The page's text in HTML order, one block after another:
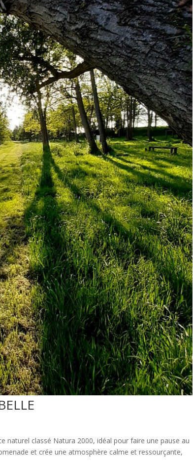
naturel classé Natura 2000, idéal pour faire une pause au
et crée une atmosphère calme et ressourçante,